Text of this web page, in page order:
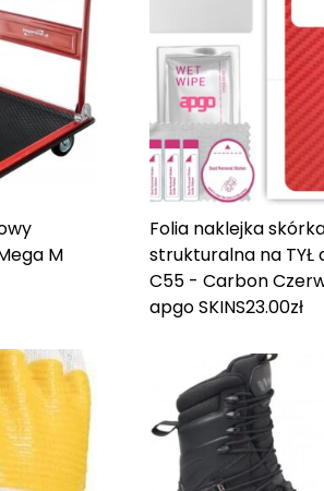
M
Folia naklejka
strukturalna na TYŁ
C55 - Carbon
apgo SKINS23.00zł